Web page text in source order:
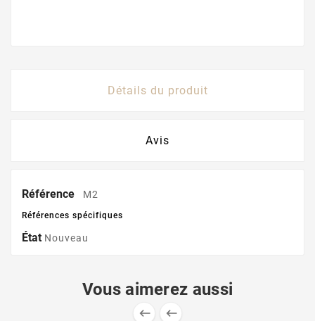
Détails du produit
Avis
Référence M2
Références spécifiques
État Nouveau
Vous aimerez aussi
 